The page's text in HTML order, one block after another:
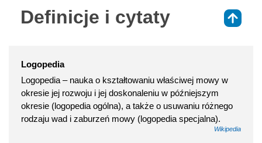
Definicje i cytaty
Logopedia
Logopedia – nauka o kształtowaniu właściwej mowy w
okresie jej rozwoju i jej doskonaleniu w późniejszym
okresie (logopedia ogólna), a także o usuwaniu różnego
rodzaju wad i zaburzeń mowy (logopedia specjalna).
Wikipedia